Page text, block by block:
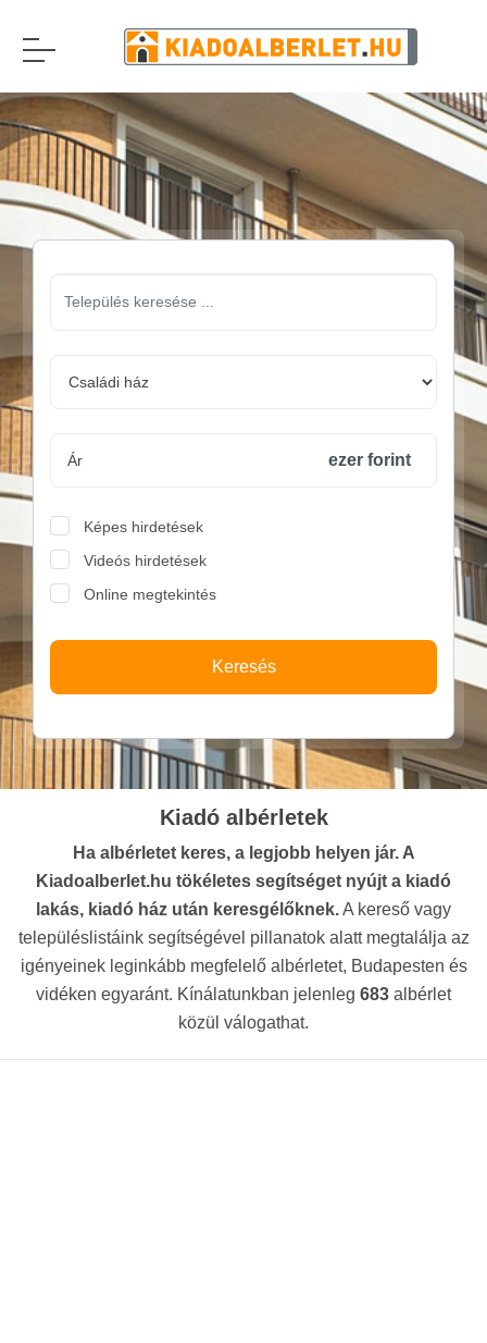
ezer forint
Képes hirdetések
Videós hirdetések
Online megtekintés
Keresés
Kiadó albérletek
Ha albérletet keres, a legjobb helyen jár. A
Kiadoalberlet.hu tökéletes segítséget nyújt a kiadó
lakás, kiadó ház után keresgélőknek.A kereső vagy
településlistáink segítségével pillanatok alatt megtalálja az
igényeinek leginkább megfelelő albérletet, Budapesten és
vidéken egyaránt. Kínálatunkban jelenleg 683 albérlet
közül válogathat.